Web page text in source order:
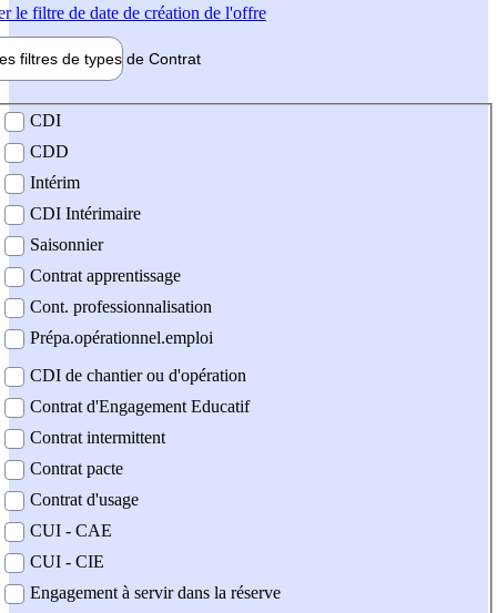
le filtre de date de création de l'offre
filtres de types de Contrat
contrat
CDI
CDD
Intérim
CDI Intérimaire
Saisonnier
Contrat apprentissage
Cont. professionnalisation
Prépa.opérationnel.emploi
CDI de chantier ou d'opération
Contrat d'Engagement Educatif
Contrat intermittent
Contrat pacte
Contrat d'usage
CUI - CAE
CUI - CIE
Engagement à servir dans la réserve